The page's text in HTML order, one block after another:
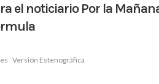
el noticiario Por la
Versión Estenográfica